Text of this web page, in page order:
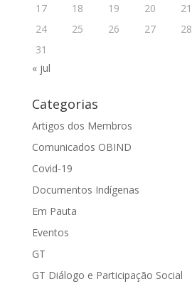
17
18 19 20 21
24
25 26 27 28
31
« jul
Categorias
Artigos dos Membros
Comunicados OBIND
Covid-19
Documentos Indígenas
Em Pauta
Eventos
GT
GT Diálogo e Participação Social